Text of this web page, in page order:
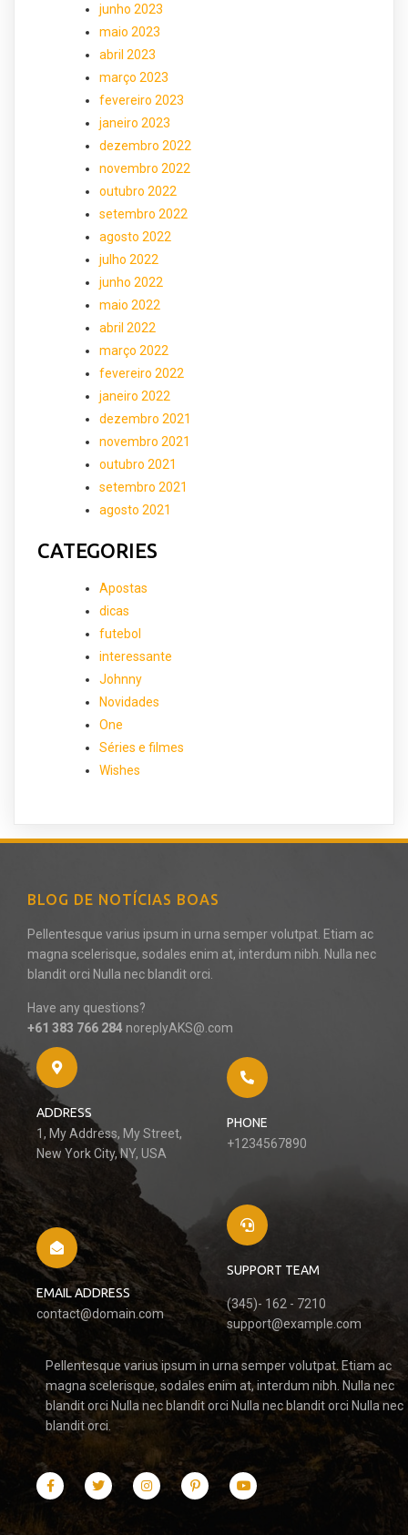
junho 2023
maio 2023
abril 2023
março 2023
fevereiro 2023
janeiro 2023
dezembro 2022
novembro 2022
outubro 2022
setembro 2022
agosto 2022
julho 2022
junho 2022
maio 2022
abril 2022
março 2022
fevereiro 2022
janeiro 2022
dezembro 2021
novembro 2021
outubro 2021
setembro 2021
agosto 2021
CATEGORIES
Apostas
dicas
futebol
interessante
Johnny
Novidades
One
Séries e filmes
Wishes
BLOG DE NOTÍCIAS BOAS
Pellentesque varius ipsum in urna semper volutpat. Etiam ac
magna scelerisque, sodales enim at, interdum nibh. Nulla nec
blandit orci Nulla nec blandit orci.
Have any questions?
+61 383 766 284 noreplyAKS@.com
ADDRESS
1, My Address, My Street,
New York City, NY, USA
PHONE
+1234567890
EMAIL ADDRESS
contact@domain.com
SUPPORT TEAM
(345)- 162 - 7210
support@example.com
Pellentesque varius ipsum in urna semper volutpat. Etiam ac
magna scelerisque, sodales enim at, interdum nibh. Nulla nec
blandit orci Nulla nec blandit orci Nulla nec blandit orci Nulla nec
blandit orci.